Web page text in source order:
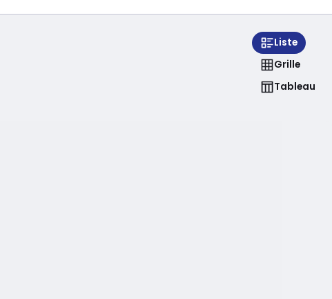
Liste
Grille
Tableau